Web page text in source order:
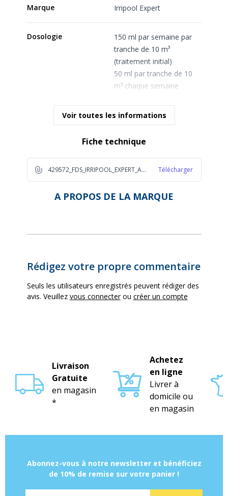
Marque Irripool Expert
Dosologie
150 ml par semaine par
tranche de 10 m³
(traitement initial)
50 ml par tranche de 10
m³ chaque semaine
hebdomadaire)
250 ml par tranche de 10
choc 20g (traitement
curatif)
Voir toutes les informations
Fiche technique
429572_FDS_IRRIPOOL_EXPERT_ANTIALGUES_EN_5L_2025_1_2c61 Télécharger
A PROPOS DE LA MARQUE
Rédigez votre propre commentaire
Seuls les utilisateurs enregistrés peuvent rédiger des
avis. Veuillez vous connecterou créer un compte
Livraison
Gratuite
en magasin
*
Achetez
en ligne
Livrer à
domicile ou
en magasin
Abonnez-vous à notre newsletter et bénéficiez
de 10% de remise sur votre panier !